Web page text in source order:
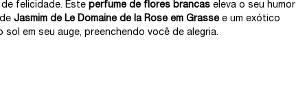
felicidade. Este perfume de flores brancas eleva o seu humor
Jasmim de Le Domaine de la Rose em Grassee um exótico
sol em seu auge, preenchendo você de alegria.